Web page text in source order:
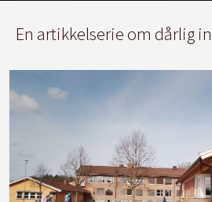
En artikkelserie om dårlig